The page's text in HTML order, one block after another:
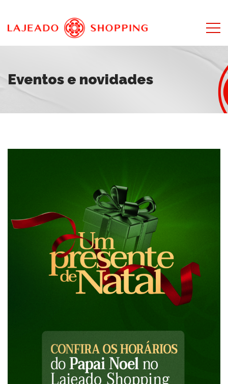
Eventos e novidades